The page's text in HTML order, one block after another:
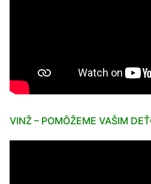
VINŽ – POMÔŽEME VAŠIM